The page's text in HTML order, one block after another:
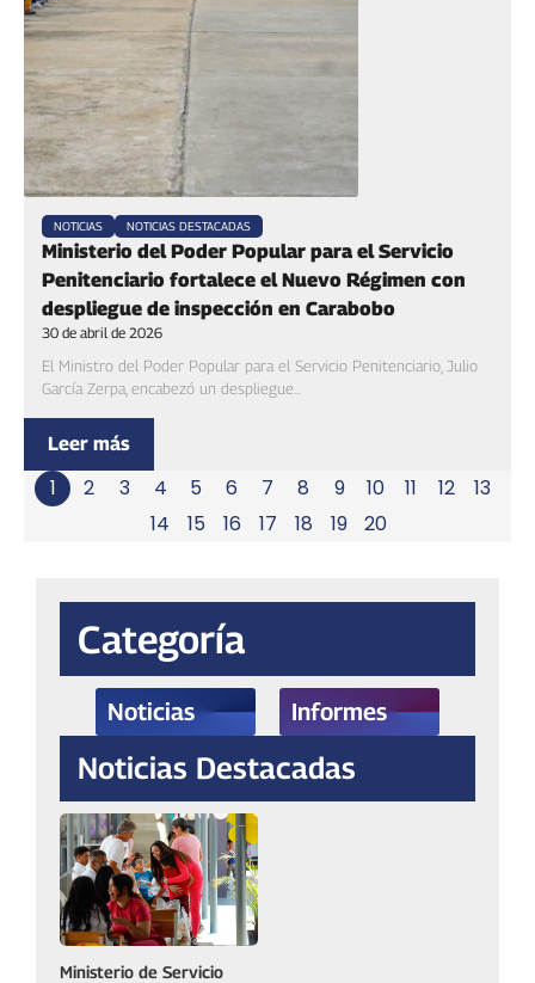
NOTICIAS NOTICIAS DESTACADAS
Ministerio del Poder Popular para el Servicio
Penitenciario fortalece el Nuevo Régimen con
despliegue de inspección en Carabobo
30 de abril de 2026
El Ministro del Poder Popular para el Servicio Penitenciario, Julio
García Zerpa, encabezó un despliegue...
Leer más
1 2 3 4 5 6 7 8 9 10 11 12
13
14
15 16 17 18 19 20
Categoría
Noticias Informes
Noticias Destacadas
Ministerio de Servicio